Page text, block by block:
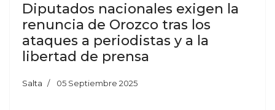
Diputados nacionales exigen la
renuncia de Orozco tras los
ataques a periodistas y a la
libertad de prensa
Salta 05 Septiembre 2025